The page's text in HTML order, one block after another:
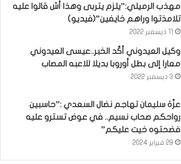
مهذب الرميلي:”يلزم يتربى وهذا أش قالوا عليه
تلامذتوا وراهم خايفين”(فيديو)
وكيل العيدوني أكّد الخبر..عيسى العيدوني
معارا إلى بطل أوروبا بديلا للاعبه المصاب
3 ديسمبر 2022
عزّة سليمان تهاجم نضال السعدي :”حاسبين
رواحكم صحاب نسيم.. في عوض تسترو عليه
فضحتوه خيت عليكم”
29 فبراير 2024